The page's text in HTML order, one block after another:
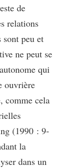
de
relations
peu et
ne peut se
qui
ouvrière
comme cela
(1990 : 9-
la
dans un